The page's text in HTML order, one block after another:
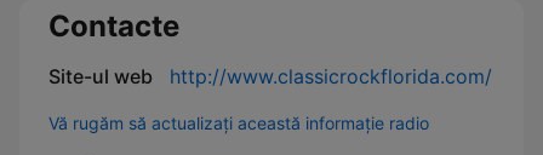
Contacte
Site-ul web http://www.classicrockflorida.com/
Vă rugăm să actualizați această informație radio